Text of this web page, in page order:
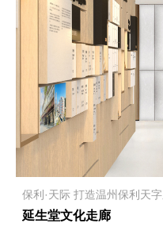
保利·天际 打造温州保利天
延生堂文化走廊